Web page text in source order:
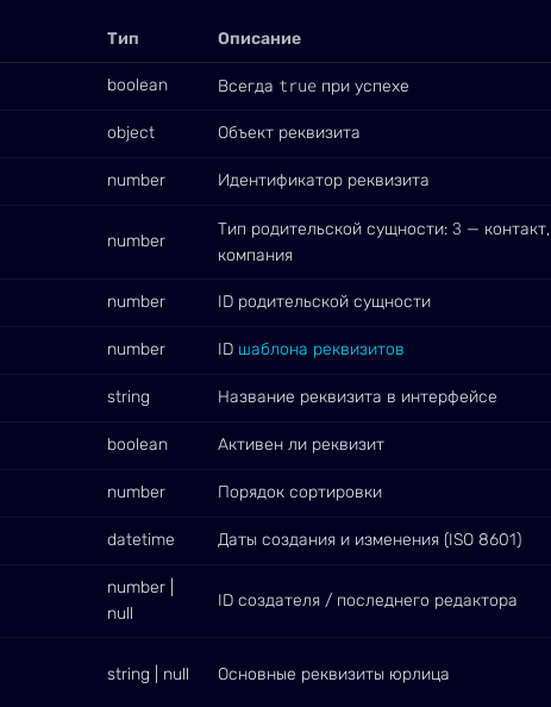
Тип Описание
boolean Всегда true при успехе
object Объект реквизита
number Идентификатор реквизита
number
Тип родительской сущности: 3 — контакт,
компания
number ID родительской сущности
number ID шаблона реквизитов
string Название реквизита в интерфейсе
boolean Активен ли реквизит
number Порядок сортировки
datetime Даты создания и изменения (ISO 8601)
number |
null
ID создателя / последнего редактора
string | null Основные реквизиты юрлица